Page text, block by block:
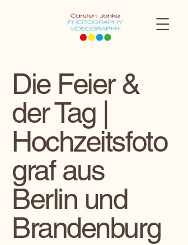
Die Feier &
der Tag |
Hochzeitsfoto
graf aus
Berlin und
Brandenburg